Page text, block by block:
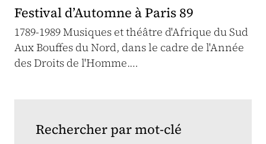
Festival d’Automne à Paris 89
1789-1989 Musiques et théâtre d'Afrique du Sud
Aux Bouffes du Nord, dans le cadre de l'Année
des Droits de l'Homme.…
Rechercher par mot-clé